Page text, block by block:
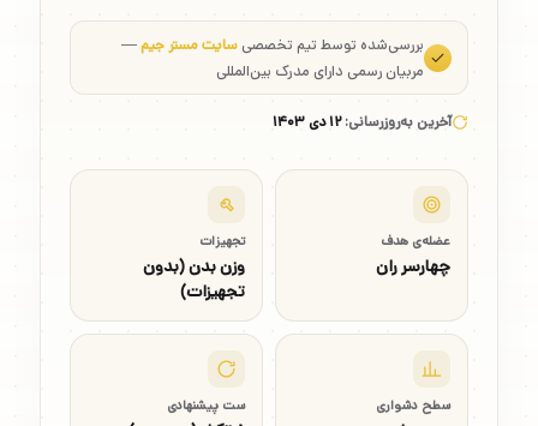
بررسی‌شده توسط تیم تخصصیسایت مستر جیم—
مربیان رسمی دارای مدرک بین‌المللی
آخرین به‌روزرسانی:۱۲ دی ۱۴۰۳
عضله‌ی هدف
چهارسر ران
تجهیزات
وزن بدن (بدون
تجهیزات)
سطح دشواری ست پیشنهادی